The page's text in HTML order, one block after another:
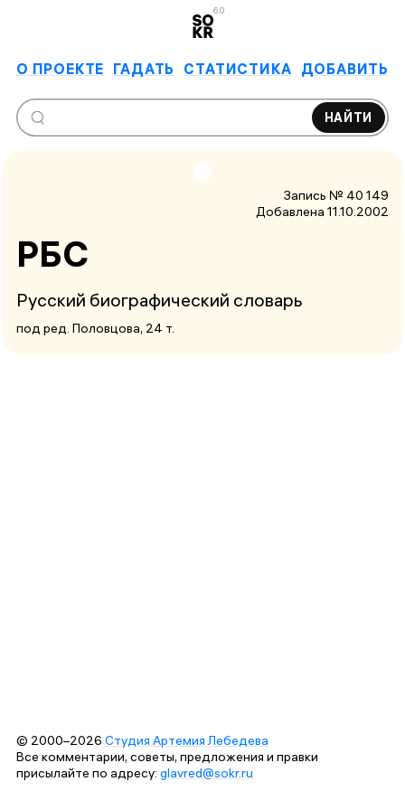
6.0
О ПРОЕКТЕ ГАДАТЬ СТАТИСТИКА ДОБАВИТЬ
НАЙТИ
Запись № 40 149
Добавлена 11.10.2002
РБС
Русский биографический словарь
под ред. Половцова, 24 т.
© 2000–2026 Студия Артемия Лебедева
Все комментарии, советы, предложения и правки
присылайте по адресу: glavred@sokr.ru